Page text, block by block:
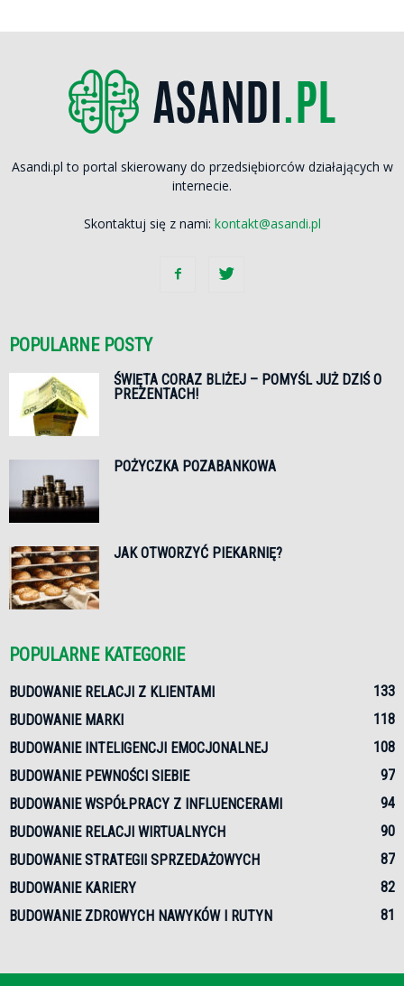
Asandi.pl to portal skierowany do przedsiębiorców działających w
internecie.
Skontaktuj się z nami: kontakt@asandi.pl
POPULARNE POSTY
ŚWIĘTA CORAZ BLIŻEJ – POMYŚL JUŻ DZIŚ O
PREZENTACH!
POŻYCZKA POZABANKOWA
JAK OTWORZYĆ PIEKARNIĘ?
POPULARNE KATEGORIE
BUDOWANIE RELACJI Z KLIENTAMI
133
BUDOWANIE MARKI
118
BUDOWANIE INTELIGENCJI EMOCJONALNEJ
108
BUDOWANIE PEWNOŚCI SIEBIE
97
BUDOWANIE WSPÓŁPRACY Z INFLUENCERAMI
94
BUDOWANIE RELACJI WIRTUALNYCH
90
BUDOWANIE STRATEGII SPRZEDAŻOWYCH
87
BUDOWANIE KARIERY
82
BUDOWANIE ZDROWYCH NAWYKÓW I RUTYN
81